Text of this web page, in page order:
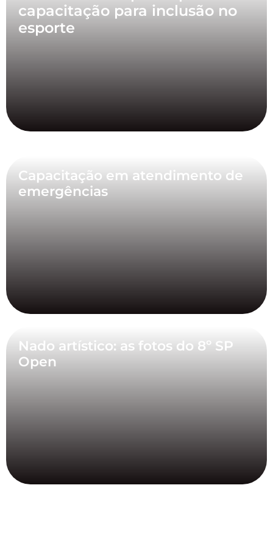
capacitação para inclusão no
esporte
Capacitação em atendimento de
emergências
Nado artístico: as fotos do 8º SP
Open